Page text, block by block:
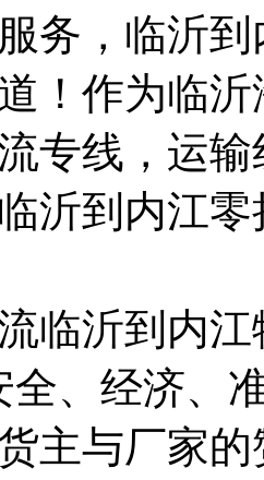
务，临沂
！作为临
专线，运
沂到内江
临沂到内
全、经济、
主与厂家